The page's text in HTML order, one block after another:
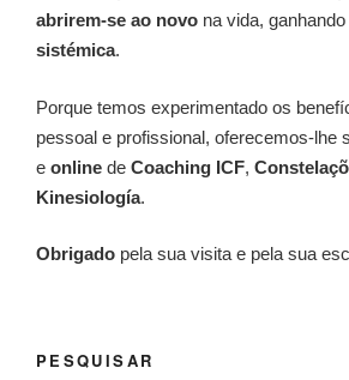
abrirem-se ao novo na vida,
sistémica.
Porque temos experimentado os
pessoal e profissional, oferecemos-lhe
e online de Coaching ICF,
Kinesiología.
Obrigado pela sua visita e pela sua
PESQUISAR